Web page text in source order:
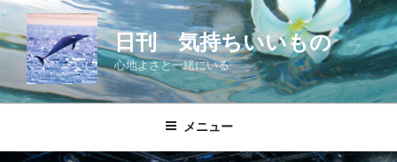
コ
ン
テ
ツ
日刊 気持ちいいもの
心地よさと一緒にいる
メニュー